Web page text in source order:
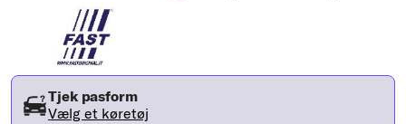
Tjek pasform
Vælg et køretøj